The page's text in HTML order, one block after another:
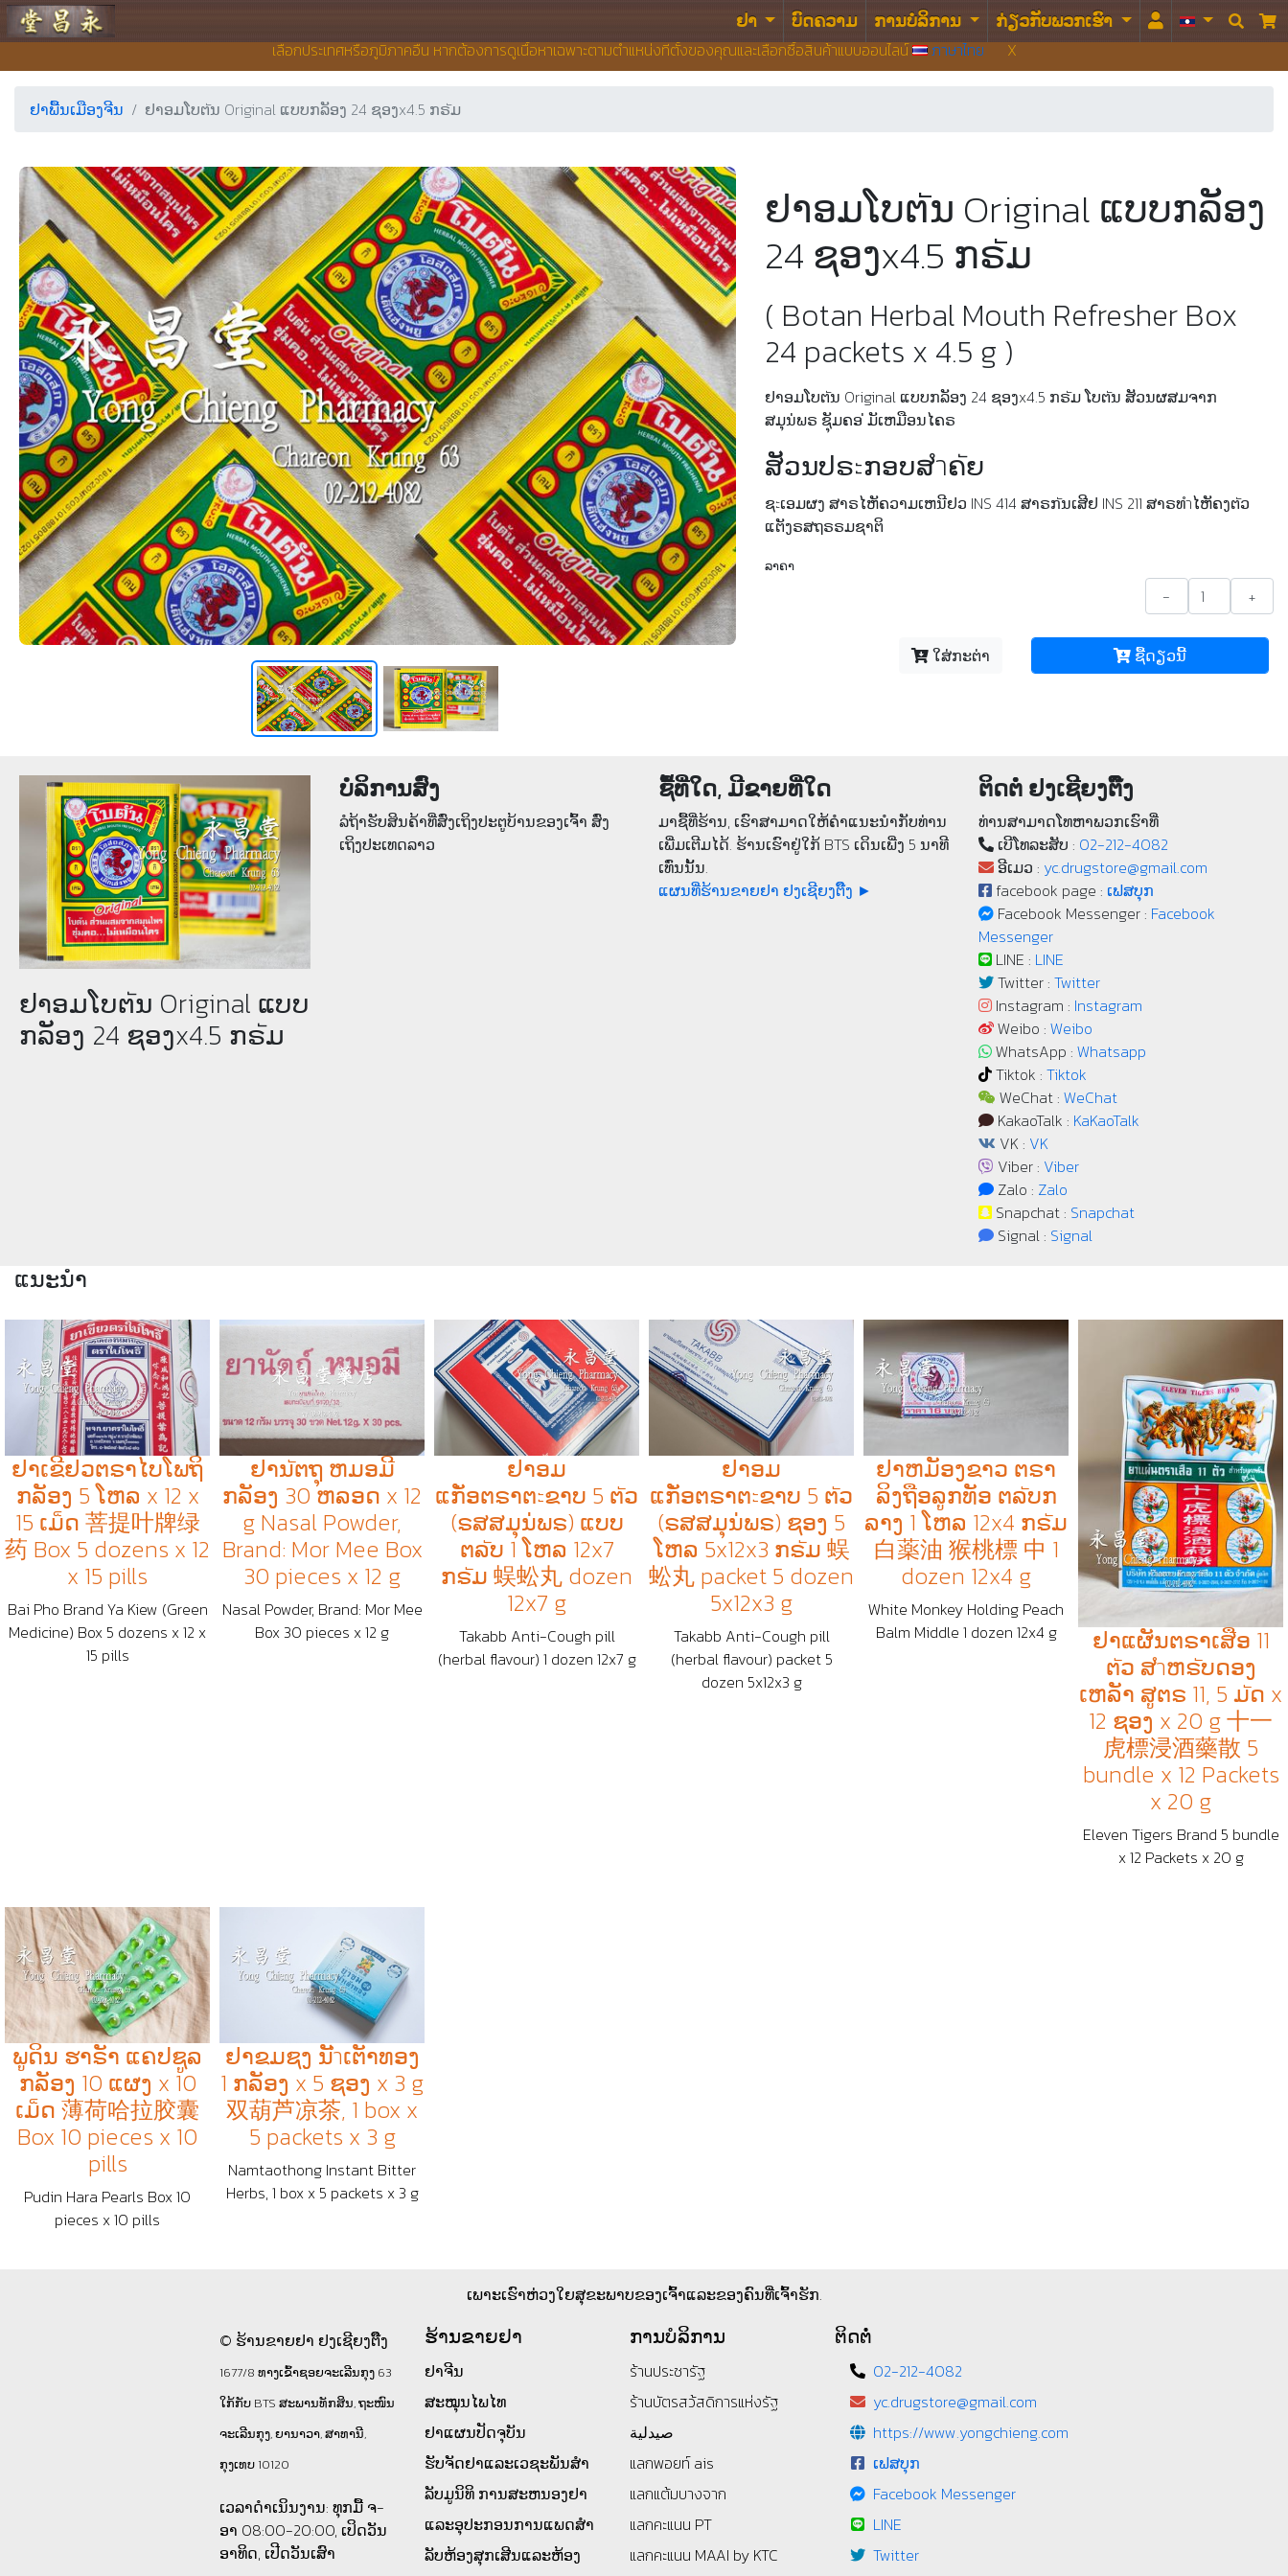
เลือกประเทศหรือภูมิภาคอื่น หากต้องการดูเนื้อหาเฉพาะตามตำแหน่งที่ตั้งของคุณและเลือกซื้อสินค้าแบบออนไลน์ ภาษาไทย X
ຮ້ານຂາຍຢາ ຢງເຊີຍງຕຶ໊ງ ຢາ ບົດຄວາມ ການບໍລິການ ກ່ຽວກັບພວກເຮົາ  
ຢາພື້ນເມືອງຈີນ ຢາອມໂບຕัນ Original ແບບກລັອງ 24 ຊອງx4.5 ກຣัມ
ຢາອມໂບຕัນ Original ແບບກລັອງ
24 ຊອງx4.5 ກຣัມ
( Botan Herbal Mouth Refresher Box
24 packets x 4.5 g )
ຢາອມໂບຕัນ Original ແບບກລັອງ 24 ຊອງx4.5 ກຣัມ ໂບຕัນ ສັວນຜສມຈາກ
ສມຸນ່ພຣ ຊຸັມຄອ ່ມັເຫມືອນໄຄຣ
ສັວນປຣะກອບສำຄัຍ
ຊะເອມຜງ ສາຣໄຫັຄວາມເຫນີຢວ INS 414 ສາຣກัນເສີຢ INS 211 ສາຣທำໄຫັຄງຕัວ
ແຕັງຣສຖຣຣມຊາຕິ
ລາຄາ
- +
ໃສ່ກະຕ່າ ຊື້​ດຽວ​ນີ້
ຢາອມໂບຕัນ Original ແບບ
ກລັອງ 24 ຊອງx4.5 ກຣัມ
ບໍລິການສົ່ງ
ລໍຖ້າຮັບສິນຄ້າທີ່ສົ່ງເຖິງປະຕູບ້ານຂອງເຈົ້າ ສົ່ງ
ເຖິງປະເທດລາວ
ຊື້ທີ່ໃດ, ມີຂາຍທີ່ໃດ
ມາຊື້ທີ່ຮ້ານ, ເຮົາສາມາດໃຫ້ຄໍາແນະນຳກັບທ່ານ
ເພີ່ມເຕີມໄດ້. ຮ້ານເຮົາຢູ່ໃກ້ BTS ເດິນເພີ່ງ 5 ນາທີ
ເທົ່ນນັ້ນ.
ແຜນທີ່ຮ້ານຂາຍຢາ ຢງເຊີຍງຕຶ໊ງ ►
ຕິດຕໍ່ ຢງເຊີຍງຕຶ໊ງ
ທ່ານສາມາດໂທຫາພວກເຮົາທີ່
ເບີ​ໂທລະ​ສັບ : 02-212-4082
ອີເມວ : yc.drugstore@gmail.com
facebook page : ເຟສບຸກ
Facebook Messenger : Facebook
Messenger
LINE : LINE
Twitter : Twitter
Instagram : Instagram
Weibo : Weibo
WhatsApp : Whatsapp
Tiktok : Tiktok
WeChat : WeChat
KakaoTalk : KaKaoTalk
VK : VK
Viber : Viber
Zalo : Zalo
Snapchat : Snapchat
Signal : Signal
ແນະນຳ
ຢາເຂີຢວຕຣາໄບໂພຖິ
ກລັອງ 5 ໂຫລ x 12 x
15 ເມ็ດ 菩提叶牌绿
药 Box 5 dozens x 12
x 15 pills
Bai Pho Brand Ya Kiew (Green
Medicine) Box 5 dozens x 12 x
15 pills
ຢານัຕຖຸ ຫມອມີ
ກລັອງ 30 ຫລອດ x 12
g Nasal Powder,
Brand: Mor Mee Box
30 pieces x 12 g
Nasal Powder, Brand: Mor Mee
Box 30 pieces x 12 g
ຢາອມ
ແກັ່ອຕຣາຕะຂາບ 5 ຕัວ
(ຣສສມຸນ່ພຣ) ແບບ
ຕລัບ 1 ໂຫລ 12x7
ກຣัມ 蜈蚣丸 dozen
12x7 g
Takabb Anti-Cough pill
(herbal flavour) 1 dozen 12x7 g
ຢາອມ
ແກັ່ອຕຣາຕะຂາບ 5 ຕัວ
(ຣສສມຸນ່ພຣ) ຊອງ 5
ໂຫລ 5x12x3 ກຣัມ 蜈
蚣丸 packet 5 dozen
5x12x3 g
Takabb Anti-Cough pill
(herbal flavour) packet 5
dozen 5x12x3 g
ຢາຫມັອງຂາວ ຕຣາ
ລິງຖືອລູກທັອ ຕລัບກ
ລາງ 1 ໂຫລ 12x4 ກຣัມ
白薬油 猴桃標 中 1
dozen 12x4 g
White Monkey Holding Peach
Balm Middle 1 dozen 12x4 g
ຢາແຜັນຕຣາເສືອ 11
ຕัວ ສำຫຣัບດອງ
ເຫລັາ ສູຕຣ 11, 5 ມัດ x
12 ຊອງ x 20 g 十一
虎標浸酒藥散 5
bundle x 12 Packets
x 20 g
Eleven Tigers Brand 5 bundle
x 12 Packets x 20 g
ພູດິນ ຮາຣັາ ແຄປຊູລ
ກລັອງ 10 ແຜງ x 10
ເມ็ດ 薄荷哈拉胶囊
Box 10 pieces x 10
pills
Pudin Hara Pearls Box 10
pieces x 10 pills
ຢາຂມຊງ ນັำເຕັາທອງ
1 ກລັອງ x 5 ຊອງ x 3 g
双葫芦凉茶, 1 box x
5 packets x 3 g
Namtaothong Instant Bitter
Herbs, 1 box x 5 packets x 3 g
ເພາະເຮົາຫ່ວງໃຍສຸຂະພາບຂອງເຈົ້າແລະຂອງຄົນທີ່ເຈົ້າຮັກ.
© ຮ້ານຂາຍຢາ ຢງເຊີຍງຕຶ໊ງ
1677/8 ທາງເຂົ້າຊອຍຈະເລີນກຸງ 63
ໃກ້ກັບ BTS ສະພານທັກສິນ, ຖະໜົນ
ຈະເລີນກຸງ, ຍານາວາ, ສາທານີ,
ກຸງເທບ 10120
ເວລາດຳເນິນງານ: ທຸກມື້ ຈ-
ອາ 08:00-20:00, ເປິດວັນ
ອາທິດ, ເປີດວັນເສົາ
ຮ້ານ​ຂາຍ​ຢາ
ຢາຈີນ
ສະໝຸນໄພໄທ
ຢາແຜນປັດຈຸບັນ
ຮັບຈັດຢາແລະເວຊະພັນສໍາ
ລັບມູນິທິ ການສະຫນອງຢາ
ແລະອຸປະກອນການແພດສໍາ
ລັບຫ້ອງສຸກເສີນແລະຫ້ອງ
ການບໍລິການ
ร้านประชารัฐ
ร้านบัตรสว้สดิการแห่งรัฐ
صيدلية
แลกพอยท์ ais
แลกแต้มบางจาก
แลกคะแนน PT
แลกคะแนน MAAI by KTC
ຕິດຕໍ່
02-212-4082
yc.drugstore@gmail.com
https://www.yongchieng.com
ເຟສບຸກ
Facebook Messenger
LINE
Twitter